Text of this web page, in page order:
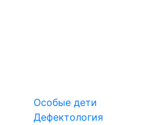
Особые дети
Дефектология